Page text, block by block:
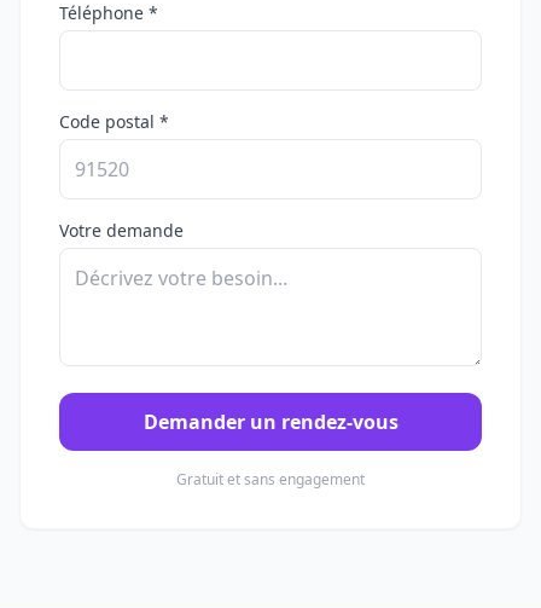
Téléphone *
Code postal *
Votre demande
Demander un rendez-vous
Gratuit et sans engagement